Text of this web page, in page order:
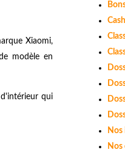
Xiaomi,
modèle en
qui
Nos
Nos